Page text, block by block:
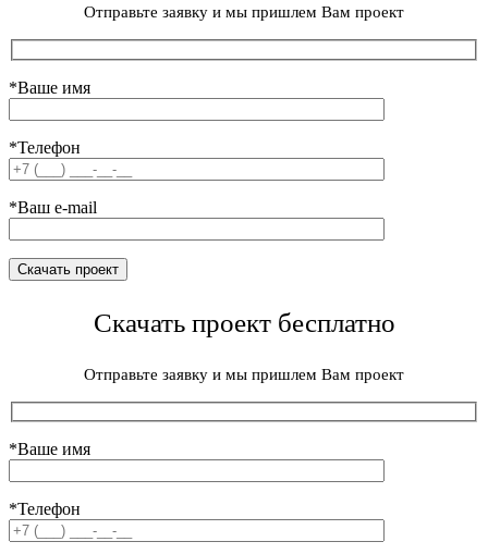
Отправьте заявку и мы пришлем Вам проект
*Ваше имя
*Телефон
*Ваш e-mail
Скачать проект бесплатно
Отправьте заявку и мы пришлем Вам проект
*Ваше имя
*Телефон